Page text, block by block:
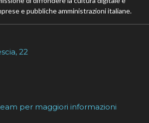
e pubbliche amministrazioni italiane.
22
per maggiori informazioni